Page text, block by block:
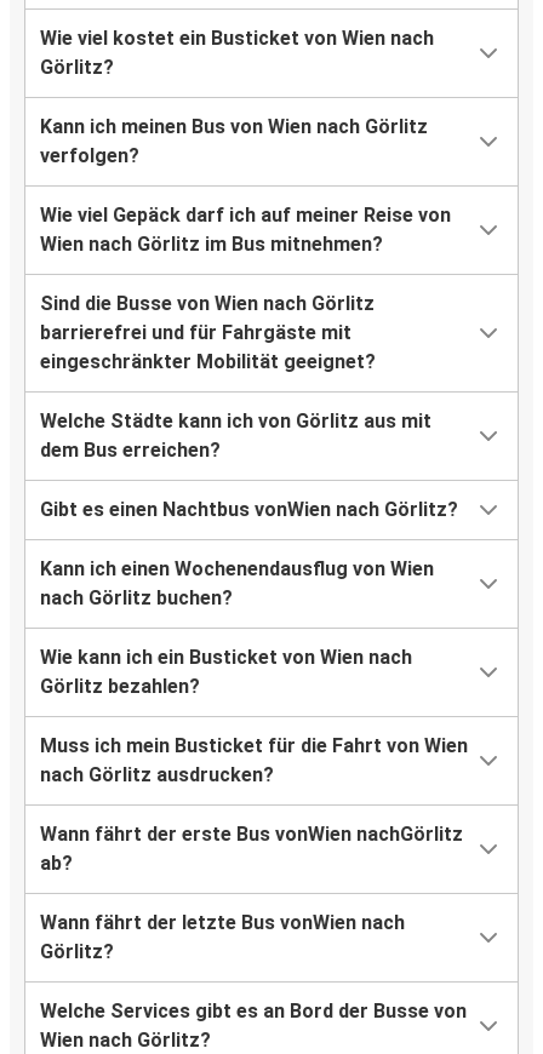
Wie viel kostet ein Busticket von Wien nach
Görlitz?
Kann ich meinen Bus von Wien nach Görlitz
verfolgen?
Wie viel Gepäck darf ich auf meiner Reise von
Wien nach Görlitz im Bus mitnehmen?
Sind die Busse von Wien nach Görlitz
barrierefrei und für Fahrgäste mit
eingeschränkter Mobilität geeignet?
Welche Städte kann ich von Görlitz aus mit
dem Bus erreichen?
Gibt es einen Nachtbus vonWien nach Görlitz?
Kann ich einen Wochenendausflug von Wien
nach Görlitz buchen?
Wie kann ich ein Busticket von Wien nach
Görlitz bezahlen?
Muss ich mein Busticket für die Fahrt von Wien
nach Görlitz ausdrucken?
Wann fährt der erste Bus vonWien nachGörlitz
ab?
Wann fährt der letzte Bus vonWien nach
Görlitz?
Welche Services gibt es an Bord der Busse von
Wien nach Görlitz?